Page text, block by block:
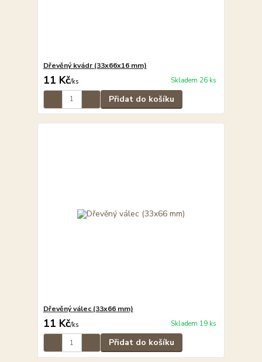
Dřevěný kvádr (33x66x16 mm)
11 Kč/ks Skladem 26 ks
Přidat do košíku
Dřevěný válec (33x66 mm)
11 Kč/ks Skladem 19 ks
Přidat do košíku